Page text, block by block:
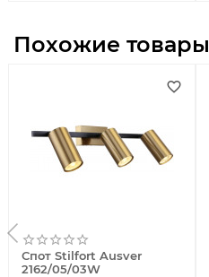
Похожие товары
Спот Stilfort Ausver
2162/05/03W